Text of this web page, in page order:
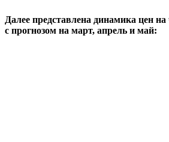
Далее представлена динамика цен
с прогнозом на март, апрель и май: